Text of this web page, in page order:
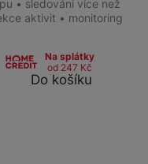
• sledování více než
aktivit • monitoring
Na splátky
od 247 Kč
Do košíku